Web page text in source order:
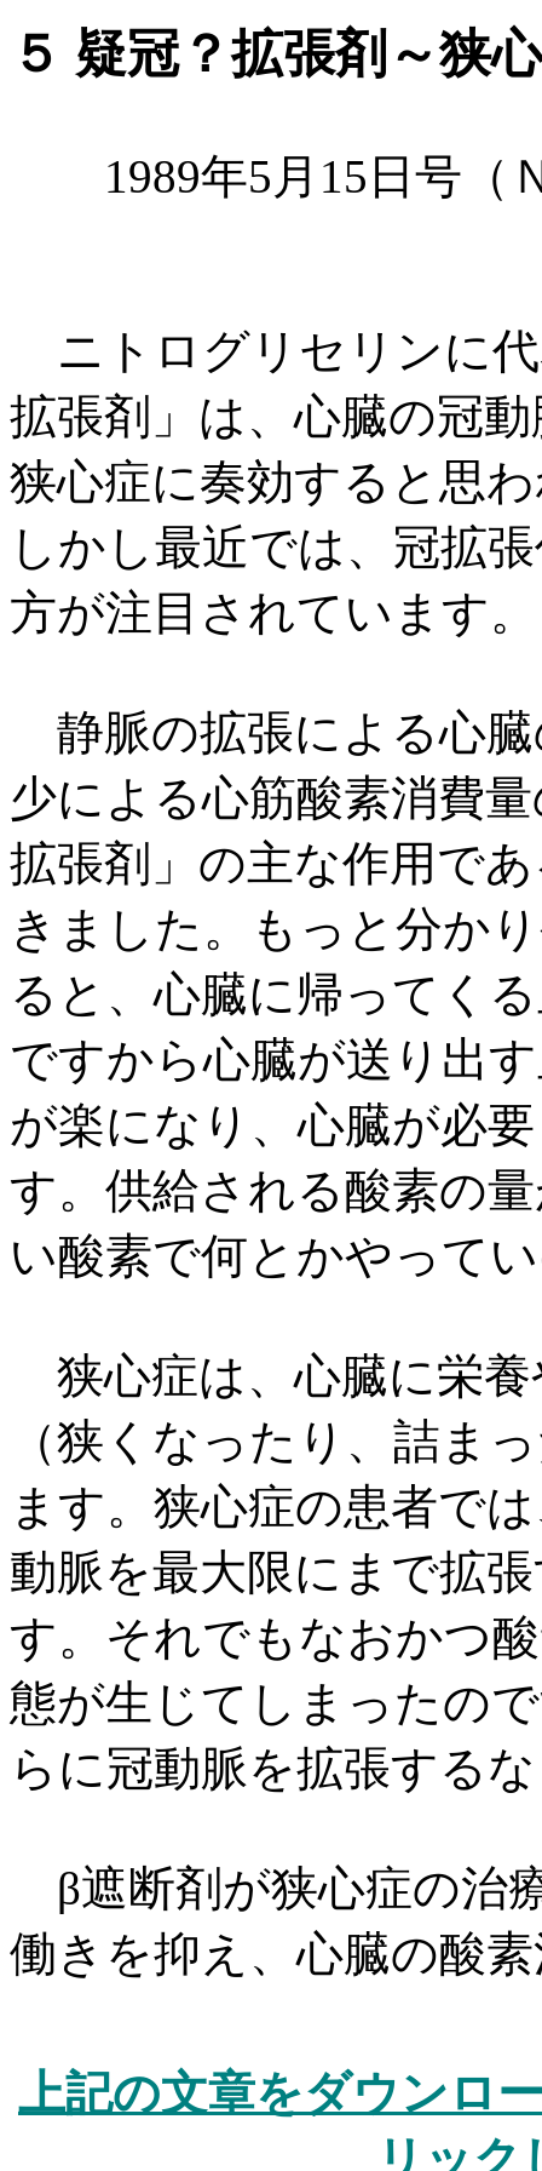
５ 疑冠？拡張剤～狭
1989年5月15日号（
ニトログリセリンに
拡張剤」は、心臓の冠
狭心症に奏効すると思
しかし最近では、冠拡
方が注目されています。
静脈の拡張による心臓
少による心筋酸素消費
拡張剤」の主な作用で
きました。もっと分か
ると、心臓に帰ってく
ですから心臓が送り出
が楽になり、心臓が必
す。供給される酸素の
い酸素で何とかやって
狭心症は、心臓に栄養
（狭くなったり、詰ま
ます。狭心症の患者で
動脈を最大限にまで拡
す。それでもなおかつ
態が生じてしまったの
らに冠動脈を拡張する
β遮断剤が狭心症の治
働きを抑え、心臓の酸
上記の文章をダウンロ
リック